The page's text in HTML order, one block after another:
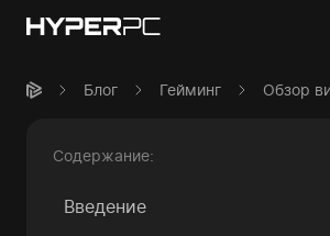
Блог Гейминг Обзор
Содержание:
Введение